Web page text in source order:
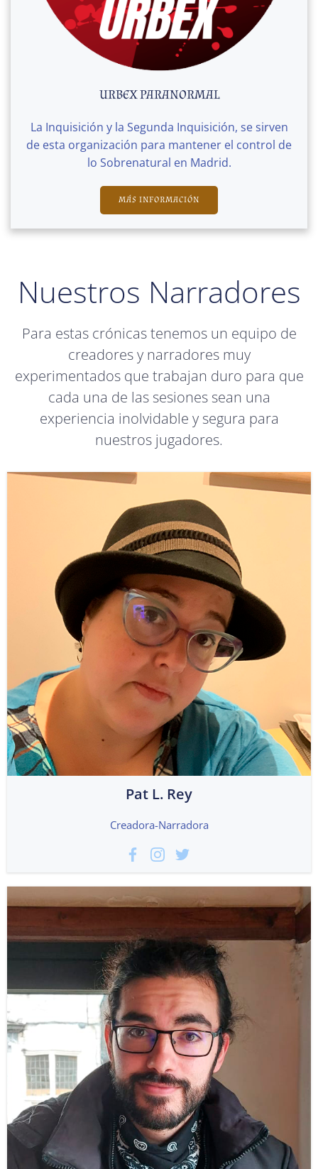
URBEX PARANORMAL
La Inquisición y la Segunda Inquisición, se sirven
de esta organización para mantener el control de
lo Sobrenatural en Madrid.
MÁS INFORMACIÓN
Nuestros Narradores
Para estas crónicas tenemos un equipo de
creadores y narradores muy
experimentados que trabajan duro para que
cada una de las sesiones sean una
experiencia inolvidable y segura para
nuestros jugadores.
Pat L. Rey
Creadora-Narradora